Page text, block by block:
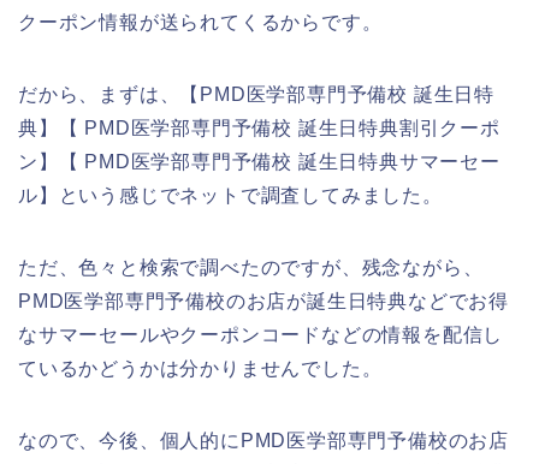
クーポン情報が送られてくるからです。
だから、まずは、【PMD医学部専門予備校 誕生日特
典】【 PMD医学部専門予備校 誕生日特典割引クーポ
ン】【 PMD医学部専門予備校 誕生日特典サマーセー
ル】という感じでネットで調査してみました。
ただ、色々と検索で調べたのですが、残念ながら、
PMD医学部専門予備校のお店が誕生日特典などでお得
なサマーセールやクーポンコードなどの情報を配信し
ているかどうかは分かりませんでした。
なので、今後、個人的にPMD医学部専門予備校のお店